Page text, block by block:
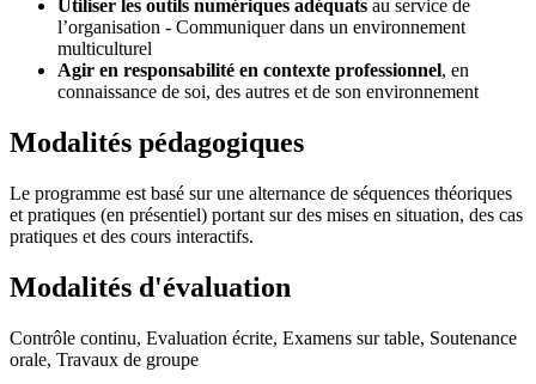
Utiliser les outils numériques adéquats au service de
l’organisation - Communiquer dans un environnement
multiculturel
Agir en responsabilité en contexte professionnel, en
connaissance de soi, des autres et de son environnement
Modalités pédagogiques
Le programme est basé sur une alternance de séquences théoriques
et pratiques (en présentiel) portant sur des mises en situation, des cas
pratiques et des cours interactifs.
Modalités d'évaluation
Contrôle continu, Evaluation écrite, Examens sur table, Soutenance
orale, Travaux de groupe